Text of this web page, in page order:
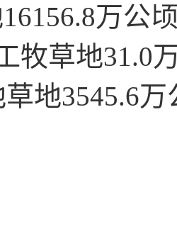
万公
牧草地31.0
地3545.6